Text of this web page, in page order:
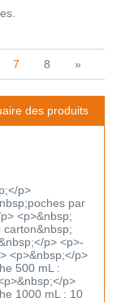
7 8 »
des produits
p>
par
<p>&nbsp;
carton&nbsp;
p> <p>-
<p>&nbsp;</p>
500 mL :
p>
1000 mL : 10